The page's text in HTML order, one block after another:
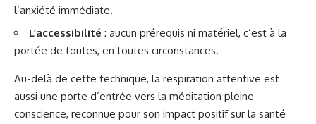
l’anxiété immédiate.
L’accessibilité : aucun prérequis ni matériel, c’est à la
portée de toutes, en toutes circonstances.
Au-delà de cette technique, la respiration attentive est
aussi une porte d’entrée vers la méditation pleine
conscience, reconnue pour son impact positif sur la santé